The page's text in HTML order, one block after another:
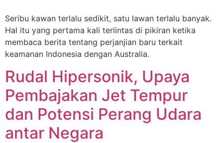
Seribu kawan terlalu sedikit, satu lawan terlalu banyak.
Hal itu yang pertama kali terlintas di pikiran ketika
membaca berita tentang perjanjian baru terkait
keamanan Indonesia dengan Australia.
Rudal Hipersonik, Upaya
Pembajakan Jet Tempur
dan Potensi Perang Udara
antar Negara